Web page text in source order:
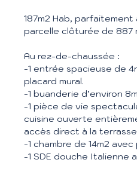
187m2 Hab,
parcelle clôturée de 887
Au rez-de-chaussée :
-1 entrée spacieuse de
placard mural.
-1 buanderie d’environ
-1 pièce de vie
cuisine ouverte
accès direct à la
-1 chambre de 14m2 avec
-1 SDE douche Italienne